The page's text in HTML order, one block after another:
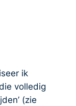
ik
volledig
(zie